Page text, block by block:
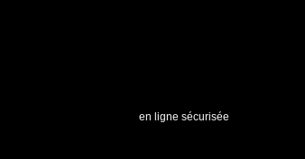
en ligne sécurisée